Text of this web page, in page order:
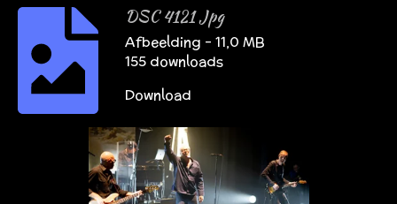
DSC 4121 Jpg
Afbeelding – 11,0 MB
155 downloads
Download